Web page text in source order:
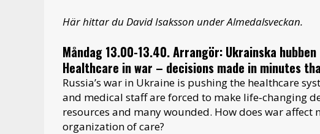
Här hittar du David Isaksson under Almedalsveckan.
Måndag 13.00-13.40. Arrangör: Ukrainska hubben
Healthcare in war – decisions made in minutes
Russia’s war in Ukraine is pushing the healthcare
and medical staff are forced to make life‑changing
resources and many wounded. How does war
organization of care?